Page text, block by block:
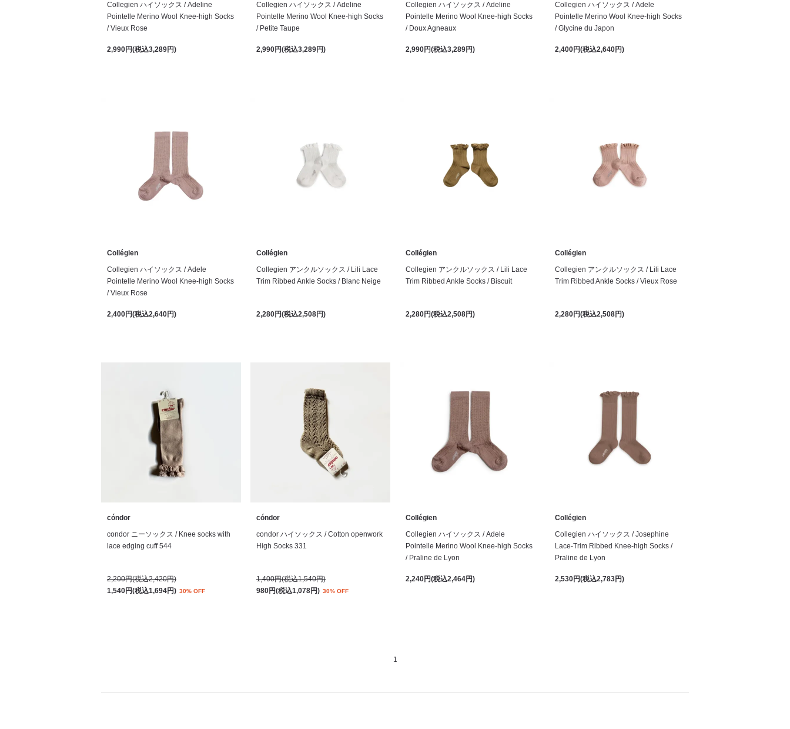
Collegien ハイソックス / Adeline
Pointelle Merino Wool Knee-high Socks
/ Vieux Rose
2,990円(税込3,289円)
Collegien ハイソックス / Adeline
Pointelle Merino Wool Knee-high Socks
/ Petite Taupe
2,990円(税込3,289円)
Collegien ハイソックス / Adeline
Pointelle Merino Wool Knee-high Socks
/ Doux Agneaux
2,990円(税込3,289円)
Collegien ハイソックス / Adele
Pointelle Merino Wool Knee-high Socks
/ Glycine du Japon
2,400円(税込2,640円)
Collégien
Collegien ハイソックス / Adele
Pointelle Merino Wool Knee-high Socks
/ Vieux Rose
2,400円(税込2,640円)
Collégien
Collegien アンクルソックス / Lili Lace
Trim Ribbed Ankle Socks / Blanc Neige
2,280円(税込2,508円)
Collégien
Collegien アンクルソックス / Lili Lace
Trim Ribbed Ankle Socks / Biscuit
2,280円(税込2,508円)
Collégien
Collegien アンクルソックス / Lili Lace
Trim Ribbed Ankle Socks / Vieux Rose
2,280円(税込2,508円)
cóndor
condor ニーソックス / Knee socks with
lace edging cuff 544
2,200円(税込2,420円)
1,540円(税込1,694円) 30% OFF
cóndor
condor ハイソックス / Cotton openwork
High Socks 331
1,400円(税込1,540円)
980円(税込1,078円) 30% OFF
Collégien
Collegien ハイソックス / Adele
Pointelle Merino Wool Knee-high Socks
/ Praline de Lyon
2,240円(税込2,464円)
Collégien
Collegien ハイソックス / Josephine
Lace-Trim Ribbed Knee-high Socks /
Praline de Lyon
2,530円(税込2,783円)
1